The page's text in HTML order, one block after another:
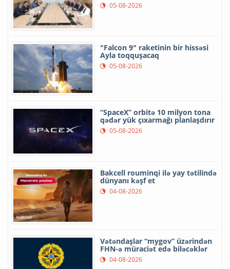
05-08-2026
"Falcon 9" raketinin bir hissəsi
Ayla toqquşacaq
05-08-2026
“SpaceX” orbitə 10 milyon tona
qədər yük çıxarmağı planlaşdırır
05-08-2026
Bakcell rouminqi ilə yay tətilində
dünyanı kəşf et
04-08-2026
Vətəndaşlar “mygov” üzərindən
FHN-ə müraciət edə biləcəklər
04-08-2026